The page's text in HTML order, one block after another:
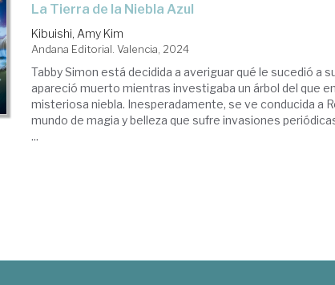
La Tierra de la Niebla Azul
Kibuishi, Amy Kim
Andana Editorial. Valencia, 2024
Tabby Simon está decidida a averiguar qué le sucedió a
apareció muerto mientras investigaba un árbol del que
misteriosa niebla. Inesperadamente, se ve conducida a
mundo de magia y belleza que sufre invasiones
...